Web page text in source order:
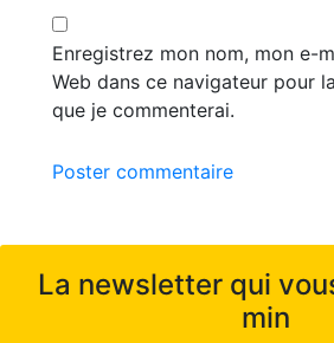
Enregistrez mon nom, mon e-
Web dans ce navigateur pour
que je commenterai.
Poster commentaire
La newsletter qui
min